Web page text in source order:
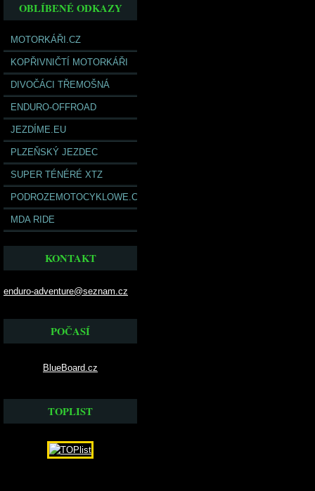
OBLÍBENÉ ODKAZY
MOTORKÁŘI.CZ
KOPŘIVNIČTÍ MOTORKÁŘI
DIVOČÁCI TŘEMOŠNÁ
ENDURO-OFFROAD
JEZDÍME.EU
PLZEŇSKÝ JEZDEC
SUPER TÉNÉRÉ XTZ
PODROZEMOTOCYKLOWE.COM
MDA RIDE
KONTAKT
enduro-adventure@seznam.cz
POČASÍ
BlueBoard.cz
TOPLIST